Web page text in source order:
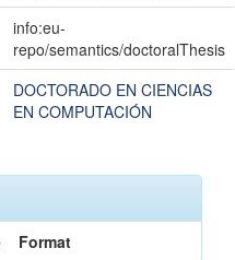
info:eu-
repo/semantics/doctoralThesis
DOCTORADO EN CIENCIAS
EN COMPUTACIÓN
Format